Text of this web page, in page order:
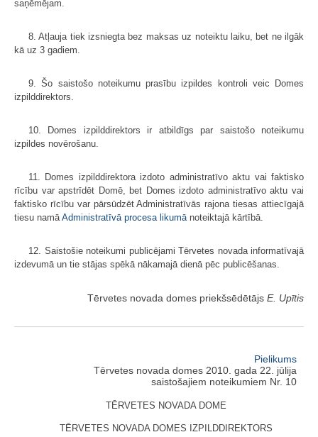
saņēmējam.
8. Atļauja tiek izsniegta bez maksas uz noteiktu laiku, bet ne ilgāk
kā uz 3 gadiem.
9. Šo saistošo noteikumu prasību izpildes kontroli veic Domes
izpilddirektors.
10. Domes izpilddirektors ir atbildīgs par saistošo noteikumu
izpildes novērošanu.
11. Domes izpilddirektora izdoto administratīvo aktu vai faktisko
rīcību var apstrīdēt Domē, bet Domes izdoto administratīvo aktu vai
faktisko rīcību var pārsūdzēt Administratīvās rajona tiesas attiecīgajā
tiesu namā Administratīvā procesa likumā noteiktajā kārtībā.
12. Saistošie noteikumi publicējami Tērvetes novada informatīvajā
izdevumā un tie stājas spēkā nākamajā dienā pēc publicēšanas.
Tērvetes novada domes priekšsēdētājs E. Upītis
Pielikums
Tērvetes novada domes 2010. gada 22. jūlija
saistošajiem noteikumiem Nr. 10
TĒRVETES NOVADA DOME
TĒRVETES NOVADA DOMES IZPILDDIREKTORS